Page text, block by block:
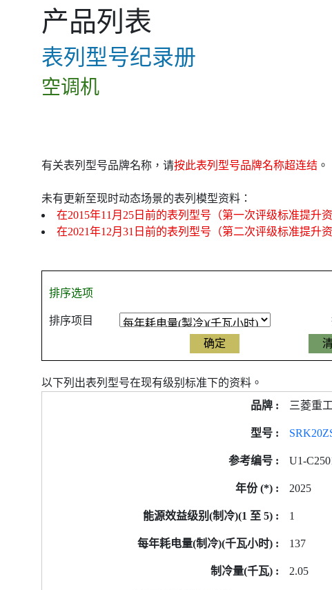
产品列表
表列型号纪录册
空调机
有关表列型号品牌名称，请按此表列型号品牌名称超连结 。
未有更新至现时动态场景的表列模型资料：
在2015年11月25日前的表列型号（第一次评级标准提升资
在2021年12月31日前的表列型号（第二次评级标准提升资
排序选项
排序项目
以下列出表列型号在现有级别标准下的资料。
三菱重工
U1-
2025
1
137
2.05